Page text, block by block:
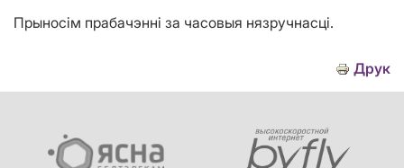
Прыносім прабачэнні за часовыя нязручнасці.
Друк